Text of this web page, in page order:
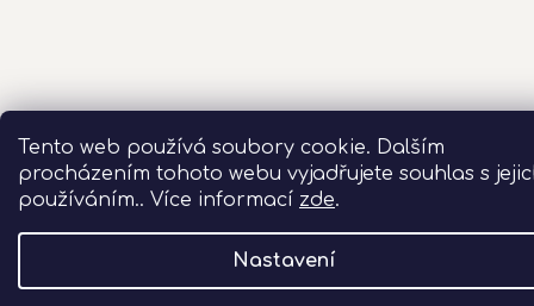
Tento web používá soubory cookie. Dalším
procházením tohoto webu vyjadřujete souhlas s
používáním.. Více informací zde.
Nastavení